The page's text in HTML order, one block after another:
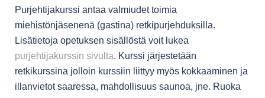
Purjehtijakurssi antaa valmiudet toimia
miehistönjäsenenä (gastina) retkipurjehduksilla.
Lisätietoja opetuksen sisällöstä voit lukea
purjehtijakurssin sivulta. Kurssi järjestetään
retkikurssina jolloin kurssiin liittyy myös kokkaaminen ja
illanvietot saaressa, mahdollisuus saunoa, jne. Ruoka